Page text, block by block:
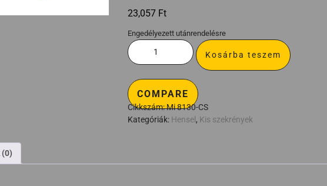
23,057 Ft
Engedélyezett utánrendelésre
Kosárba teszem
COMPARE
Cikkszám:Mi 8130-CS
Kategóriák: Hensel , Kis szekrények
(0)